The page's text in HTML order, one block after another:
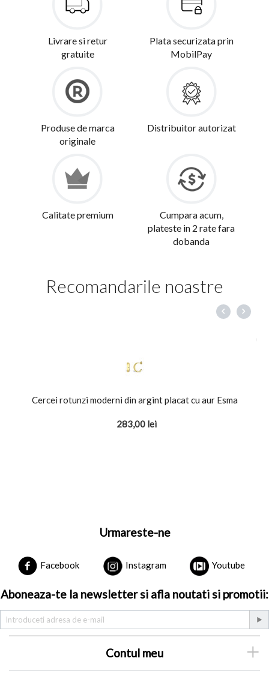
Livrare si retur
gratuite
Plata securizata prin
MobilPay
Produse de marca
originale
Distribuitor autorizat
Calitate premium
Cumpara acum,
plateste in 2 rate fara
dobanda
Recomandarile noastre
Cercei rotunzi moderni din argint placat cu aur Esma
283,00 lei
Urmareste-ne
Facebook Instagram Youtube
Aboneaza-te la newsletter si afla noutati si promotii:
Contul meu